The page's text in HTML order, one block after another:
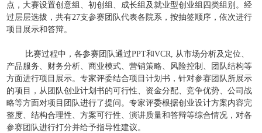
点，大赛设置创意组、初创组、成长组及就业型创业组四类组别。经
过层层选拔，共有27支参赛团队代表各院系，按抽签顺序，依次进行
项目展示和答辩。
比赛过程中，各参赛团队通过PPT和VCR, 从市场分析及定位、
产品服务、财务分析、商业模式、营销策略、风险控制、团队结构等
方面进行项目展示。专家评委结合项目计划书，针对参赛团队所展示
的项目，从团队创业计划书的可行性、资金分配、竞争优势、公司战
略等方面对项目团队进行了提问。专家评委根据创业设计方案内容完
整度、结构合理性、方案可行性、演讲质量和答辩等综合情况，对各
参赛团队进行打分并给予指导性建议。